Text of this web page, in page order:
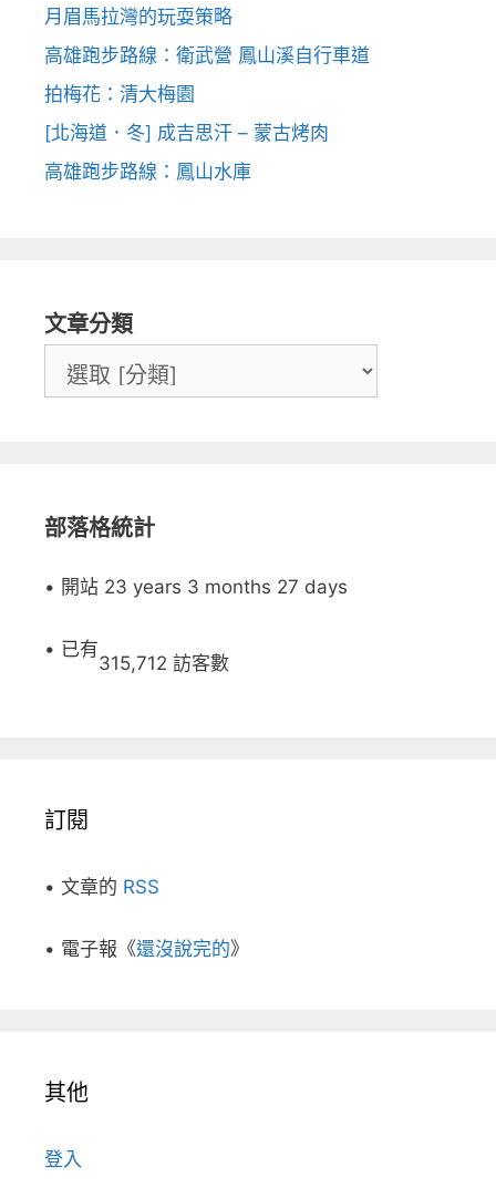
月眉馬拉灣的玩耍策略
高雄跑步路線：衛武營 鳳山溪自行車道
拍梅花：清大梅園
[北海道．冬] 成吉思汗 – 蒙古烤肉
高雄跑步路線：鳳山水庫
文章分類
部落格統計
• 開站 23 years 3 months 27 days
• 已有
315,712 訪客數
訂閱
• 文章的 RSS
• 電子報《還沒說完的》
其他
登入